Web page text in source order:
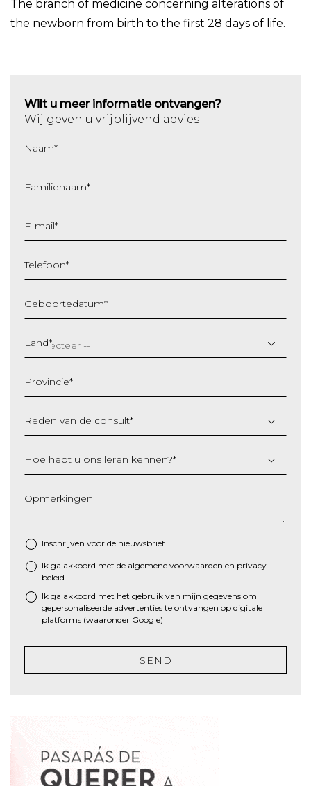
The branch of medicine concerning alterations of
the newborn from birth to the first 28 days of life.
Wilt u meer informatie ontvangen?
Wij geven u vrijblijvend advies
Naam*
Familienaam*
E-mail*
Telefoon*
Geboortedatum*
slash
MM
JJJJ
Land*
Provincie*
Reden van de consult*
Hoe hebt u ons leren kennen?*
Opmerkingen
Inschrijven voor de nieuwsbrief
* Ik ga akkoord met de algemene voorwaarden en privacy
beleid
Ik ga akkoord met het gebruik van mijn gegevens om
gepersonaliseerde advertenties te ontvangen op digitale
platforms (waaronder Google)
SEND